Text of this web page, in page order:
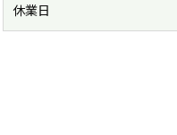
休業日